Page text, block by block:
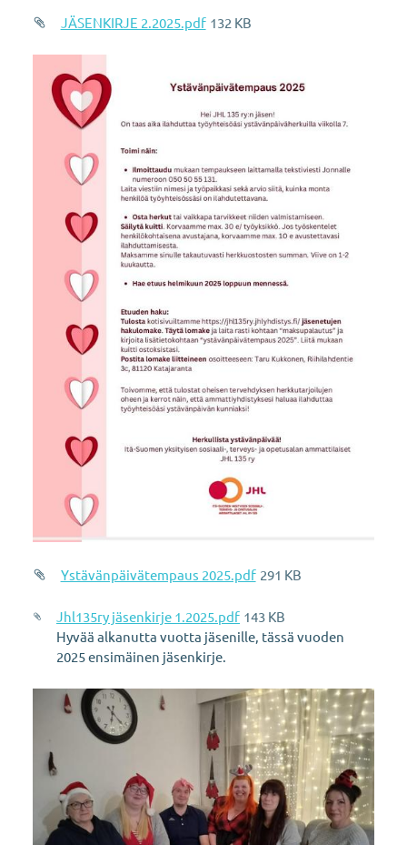
JÄSENKIRJE 2.2025.pdf 132 KB
Ystävänpäivätempaus 2025.pdf 291 KB
Jhl135ry jäsenkirje 1.2025.pdf 143 KB
Hyvää alkanutta vuotta jäsenille, tässä vuoden
2025 ensimäinen jäsenkirje.